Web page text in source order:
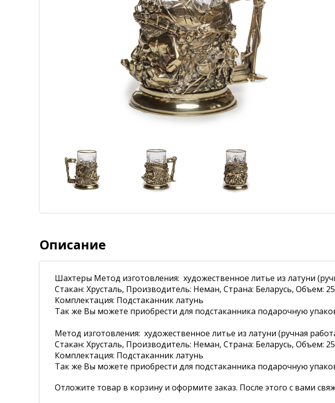
Описание
Шахтеры Метод изготовления: художественное литье из латуни
Стакан: Хрусталь, Производитель: Неман, Страна: Беларусь, Объем:
Комплектация: Подстаканник латунь
Так же Вы можете приобрести для подстаканника подарочную
Метод изготовления: художественное литье из латуни (ручная
Стакан: Хрусталь, Производитель: Неман, Страна: Беларусь, Объем:
Комплектация: Подстаканник латунь
Так же Вы можете приобрести для подстаканника подарочную
Отложите товар в корзину и оформите заказ. После этого с вами